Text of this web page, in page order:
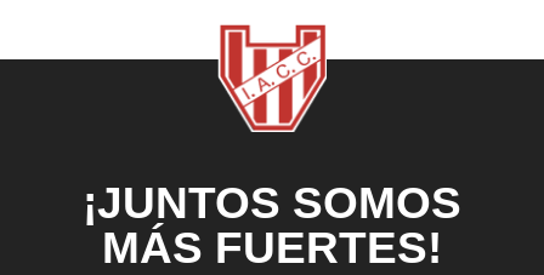
¡JUNTOS SOMOS
MÁS FUERTES!